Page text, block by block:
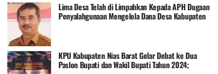
Lima Desa Telah di Limpahkan Kepada APH Dugaan
Penyalahgunaan Mengelola Dana Desa Kabupaten
Nias Barat
KPU Kabupaten Nias Barat Gelar Debat ke Dua
Paslon Bupati dan Wakil Bupati Tahun 2024;